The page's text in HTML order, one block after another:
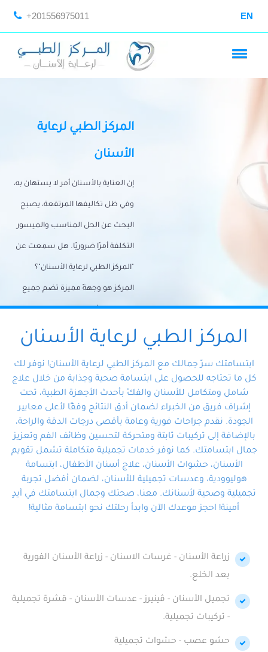
+201556975011 EN
المركز الطبي لرعاية
الأسنان
إن العناية بالأسنان أمر لا يستهان به،
وفي ظل تكاليفها المرتفعة، يصبح
البحث عن الحل المناسب والميسور
التكلفة أمرًا ضروريًا. هل سمعت عن
"المركز الطبي لرعاية الأسنان"؟
المركز هو وجهةً مميزة تضم جميع
احتياجات الأسنان تحت سقف واحد،
وتضمن لك حلاً شاملًا لجميع
المتخصص ذوي الخبرة، ستجد نفسك
في أيد أمينة تلبي احتياجاتك بكل
احترافية ودقة.
المركز الطبي لرعاية الأسنان
ابتسامتك سرّ جمالك مع المركز الطبي لرعاية الأسنان! نوفر لك
كل ما تحتاجه للحصول على ابتسامة صحية وجذابة من خلال علاج
شامل ومتكامل للأسنان والفكّ بأحدث الأجهزة الطبية، تحت
إشراف فريق من الخبراء لضمان أدق النتائج وفقًا لأعلى معايير
الجودة. نقدم جراحات فورية وعامة بأقصى درجات الدقة والراحة،
بالإضافة إلى تركيبات ثابتة ومتحركة لتحسين وظائف الفم وتعزيز
جمال ابتسامتك. كما نوفر خدمات تجميلية متكاملة تشمل تقويم
الأسنان، حشوات الأسنان، علاج أسنان الأطفال، ابتسامة
هوليوودية، وعدسات تجميلية للأسنان، لضمان أفضل تجربة
تجميلية وصحية لأسنانك. معنا، صحتك وجمال ابتسامتك في أيدٍ
أمينة! احجز موعدك الآن وابدأ رحلتك نحو ابتسامة مثالية!
زراعة الأسنان - غرسات الاسنان - زراعة الأسنان الفورية
بعد الخلع.
تجميل الأسنان - ڤينيرز - عدسات الأسنان - قشرة تجميلية
- تركيبات تجميلية.
حشو عصب - حشوات تجميلية